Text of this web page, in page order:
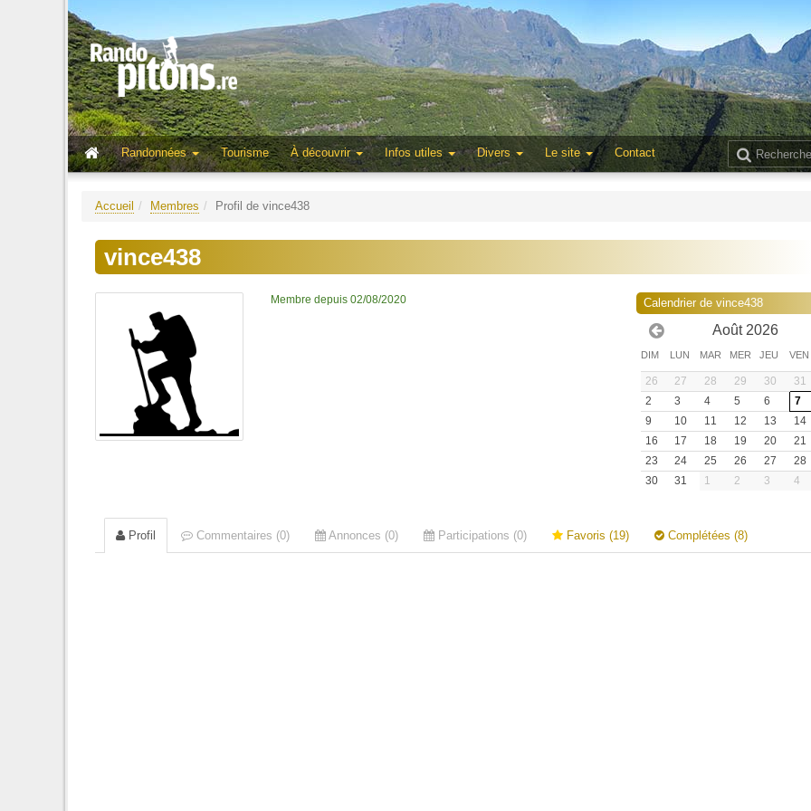
Randonnées
Tourisme À découvrir Infos utiles Divers Le site Contact
Accueil Membres Profil de vince438
vince438
Membre depuis 02/08/2020 Calendrier de vince438
Août 2026
DIM LUN MAR MER JEU VEN
26 27 28 29 30 31
2
3 4 5 6 7
9
10 11 12 13 14
16
17 18 19 20 21
23
24 25 26 27 28
30
31 1 2 3 4
Profil Commentaires (0) Annonces (0) Participations (0) Favoris (19) Complétées (8)